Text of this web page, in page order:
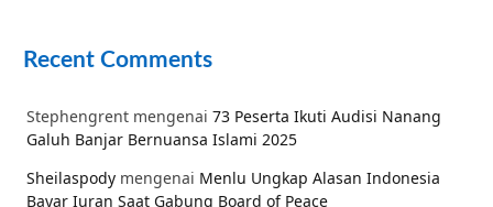
Recent Comments
Stephengrent mengenai 73 Peserta Ikuti Audisi Nanang
Galuh Banjar Bernuansa Islami 2025
Sheilaspody mengenai Menlu Ungkap Alasan Indonesia
Bayar Iuran Saat Gabung Board of Peace